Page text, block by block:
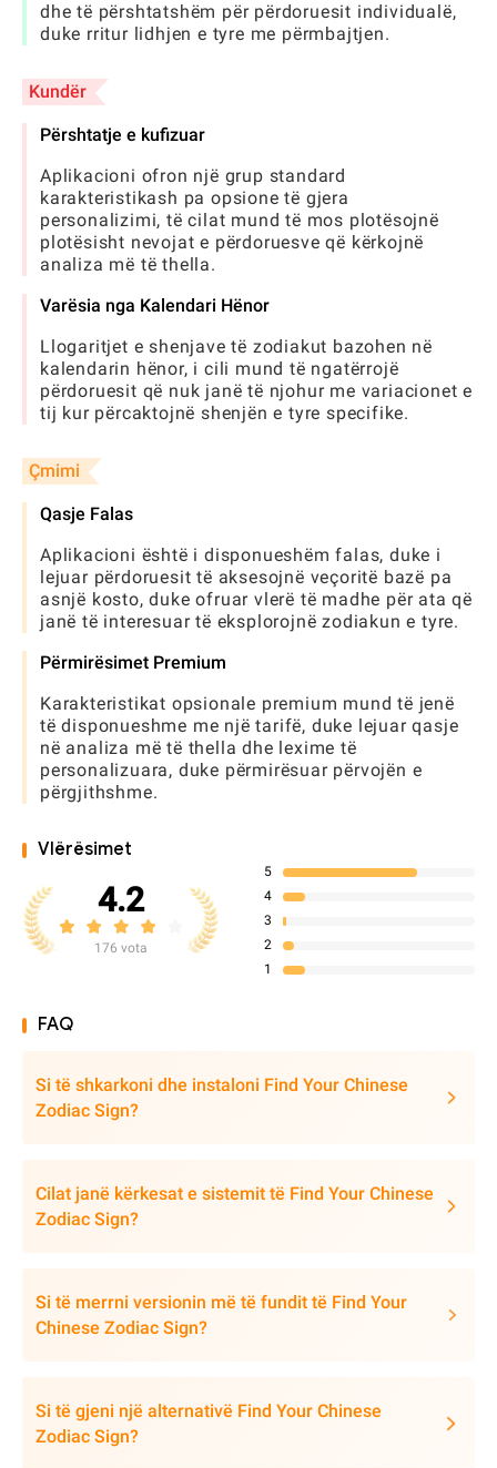
dhe të përshtatshëm për përdoruesit individualë,
duke rritur lidhjen e tyre me përmbajtjen.
Kundër
Përshtatje e kufizuar
Aplikacioni ofron një grup standard
karakteristikash pa opsione të gjera
personalizimi, të cilat mund të mos plotësojnë
plotësisht nevojat e përdoruesve që kërkojnë
analiza më të thella.
Varësia nga Kalendari Hënor
Llogaritjet e shenjave të zodiakut bazohen në
kalendarin hënor, i cili mund të ngatërrojë
përdoruesit që nuk janë të njohur me variacionet e
tij kur përcaktojnë shenjën e tyre specifike.
Çmimi
Qasje Falas
Aplikacioni është i disponueshëm falas, duke i
lejuar përdoruesit të aksesojnë veçoritë bazë pa
asnjë kosto, duke ofruar vlerë të madhe për ata që
janë të interesuar të eksplorojnë zodiakun e tyre.
Përmirësimet Premium
Karakteristikat opsionale premium mund të jenë
të disponueshme me një tarifë, duke lejuar qasje
në analiza më të thella dhe lexime të
personalizuara, duke përmirësuar përvojën e
përgjithshme.
Vlërësimet
4.2
176 vota
5
4
3
2
1
FAQ
Si të shkarkoni dhe instaloni Find Your Chinese
Zodiac Sign?
Cilat janë kërkesat e sistemit të Find Your Chinese
Zodiac Sign?
Si të merrni versionin më të fundit të Find Your
Chinese Zodiac Sign?
Si të gjeni një alternativë Find Your Chinese
Zodiac Sign?